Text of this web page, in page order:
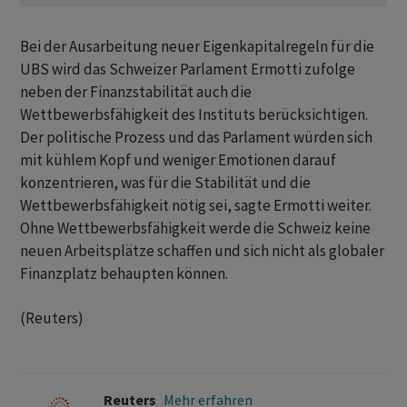
Bei der Ausarbeitung neuer Eigenkapitalregeln für die
UBS wird das Schweizer Parlament Ermotti zufolge ​
neben ​der Finanzstabilität auch die
Wettbewerbsfähigkeit ⁠des Instituts berücksichtigen.
Der politische Prozess und ​das Parlament würden sich
⁠mit kühlem Kopf und weniger Emotionen darauf
konzentrieren, was ‌für die Stabilität und die
Wettbewerbsfähigkeit nötig sei, sagte Ermotti weiter.
Ohne Wettbewerbsfähigkeit werde die Schweiz keine
‌neuen Arbeitsplätze schaffen und sich nicht als globaler ​
Finanzplatz behaupten können.
(Reuters)
Reuters Mehr erfahren